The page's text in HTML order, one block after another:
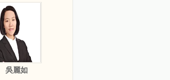
吳麗如